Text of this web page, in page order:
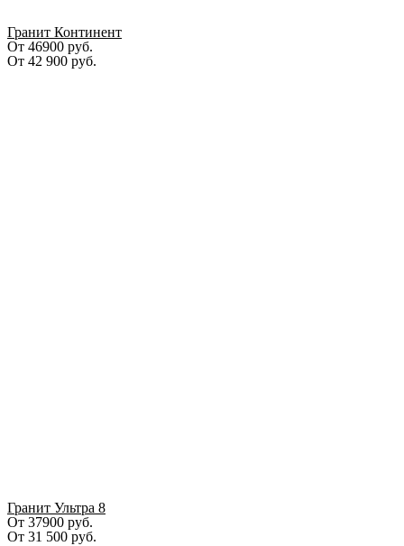
Гранит Континент
От 46900 руб.
От 42 900 руб.
Гранит Ультра 8
От 37900 руб.
От 31 500 руб.